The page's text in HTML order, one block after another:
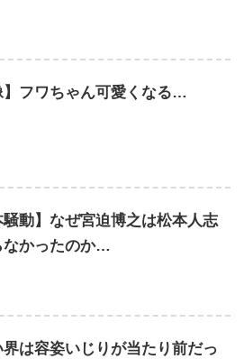
】フワちゃん可愛くなる…
騒動】なぜ宮迫博之は松本人志
なかったのか…
界は容姿いじりが当たり前だっ